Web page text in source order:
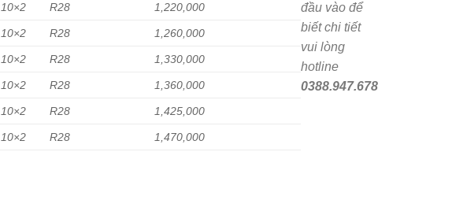
10×2 R28 1,220,000
10×2 R28 1,260,000
10×2 R28 1,330,000
10×2 R28 1,360,000
10×2 R28 1,425,000
10×2 R28 1,470,000
đầu vào để
biết chi tiết
vui lòng
hotline
0388.947.678